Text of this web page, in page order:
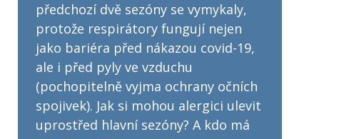
předchozí dvě sezóny se vymykaly,
protože respirátory fungují nejen
jako bariéra před nákazou covid-19,
ale i před pyly ve vzduchu
(pochopitelně vyjma ochrany očních
spojivek). Jak si mohou alergici ulevit
uprostřed hlavní sezóny? A kdo má